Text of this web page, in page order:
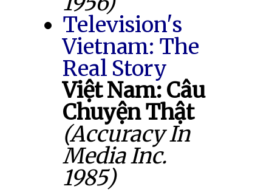
Television's
Vietnam: The
Real Story
Việt Nam: Câu
Chuyện Thật
(Accuracy In
Media Inc.
1985)